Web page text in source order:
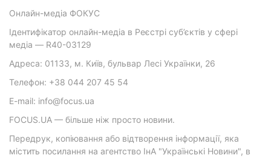
Онлайн-медіа ФОКУС
Ідентифікатор онлайн-медіа в Реєстрі суб’єктів у сфері
медіа — R40-03129
Адреса: 01133, м. Київ, бульвар Лесі Українки, 26
Телефон: +38 044 207 45 54
E-mail: info@focus.ua
FOCUS.UA — більше ніж просто новини.
Передрук, копіювання або відтворення інформації, яка
містить посилання на агентство ІнА "Українські Новини", в